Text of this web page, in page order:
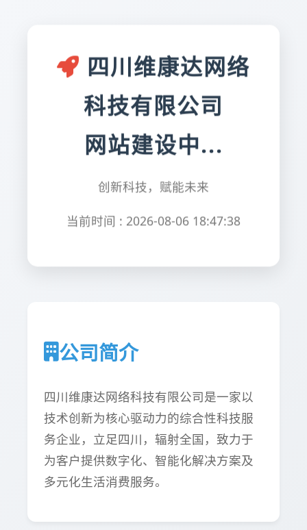
四川维康达网络
科技有限公司
网站建设中...
创新科技，赋能未来
当前时间 : 2026-08-06 18:47:38
公司简介
四川维康达网络科技有限公司是一家以
技术创新为核心驱动力的综合性科技服
务企业，立足四川，辐射全国，致力于
为客户提供数字化、智能化解决方案及
多元化生活消费服务。